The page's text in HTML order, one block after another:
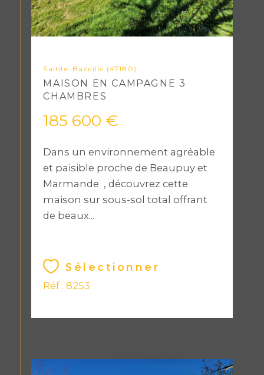
Sainte-Bazeille (47180)
MAISON EN CAMPAGNE 3
CHAMBRES
185 600 €
Dans un environnement agréable
et paisible proche de Beaupuy et
Marmande , découvrez cette
maison sur sous-sol total offrant
de beaux...
Sélectionner
Réf : 8253